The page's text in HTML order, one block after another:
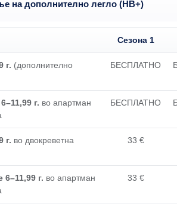
на дополнително легло (HB+)
Сезона 1
г. (дополнително
БЕСПЛАТНО
г. во апартман
БЕСПЛАТНО
г. во двокреветна
33 €
6–11,99 г. во апартман
33 €